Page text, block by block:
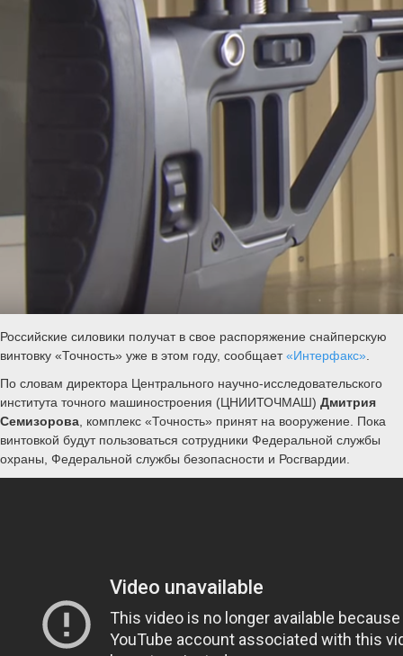
Российские силовики получат в свое распоряжение снайперскую
винтовку «Точность» уже в этом году, сообщает«Интерфакс».
По словам директора Центрального научно-исследовательского
института точного машиностроения (ЦНИИТОЧМАШ) Дмитрия
Семизорова, комплекс «Точность» принят на вооружение. Пока
винтовкой будут пользоваться сотрудники Федеральной службы
охраны, Федеральной службы безопасности и Росгвардии.